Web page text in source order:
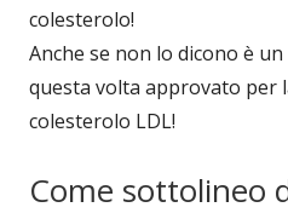
colesterolo!
Anche se non lo dicono è
questa volta approvato per
colesterolo LDL!
Come sottolineo